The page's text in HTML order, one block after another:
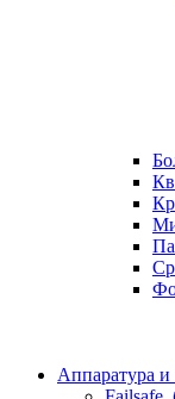
Аппаратура и